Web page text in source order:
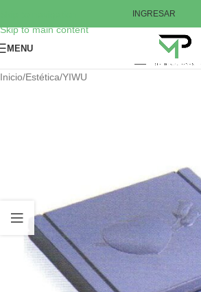
Skip to main content
INGRESAR
MENU
Inicio/Estética/YIWU